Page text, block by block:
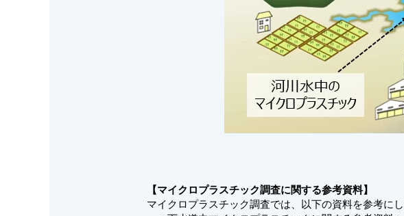
【マイクロプラスチック調査に関する参考資料】
マイクロプラスチック調査では、以下の資料を参考にし